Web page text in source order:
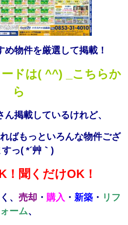
め物件を厳選して掲載！
ドは( ^^) _こちらか
ら
掲載しているけれど、
ばもっといろんな物件ござ
っ( *´艸｀)
！聞くだけOK！
、 売却 ・ 購入 ・ 新築 ・ リフ
ォーム、